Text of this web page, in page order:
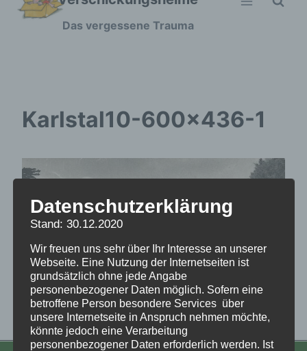
Zum
Das vergessene Trauma
Karlstal10-600×436-1
Datenschutzerklärung
Stand: 30.12.2020
Wir freuen uns sehr über Ihr Interesse an unserer
Webseite. Eine Nutzung der Internetseiten ist
grundsätzlich ohne jede Angabe
personenbezogener Daten möglich. Sofern eine
betroffene Person besondere Services über
unsere Internetseite in Anspruch nehmen möchte,
könnte jedoch eine Verarbeitung
personenbezogener Daten erforderlich werden. Ist